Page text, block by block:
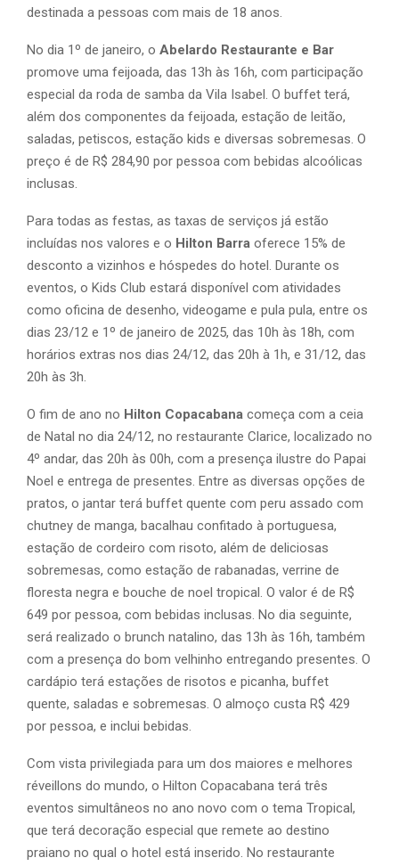
destinada a pessoas com mais de 18 anos.
No dia 1º de janeiro, o Abelardo Restaurante e Bar
promove uma feijoada, das 13h às 16h, com participação
especial da roda de samba da Vila Isabel. O buffet terá,
além dos componentes da feijoada, estação de leitão,
saladas, petiscos, estação kids e diversas sobremesas. O
preço é de R$ 284,90 por pessoa com bebidas alcoólicas
inclusas.
Para todas as festas, as taxas de serviços já estão
incluídas nos valores e o Hilton Barra oferece 15% de
desconto a vizinhos e hóspedes do hotel. Durante os
eventos, o Kids Club estará disponível com atividades
como oficina de desenho, videogame e pula pula, entre os
dias 23/12 e 1º de janeiro de 2025, das 10h às 18h, com
horários extras nos dias 24/12, das 20h à 1h, e 31/12, das
20h às 3h.
O fim de ano no Hilton Copacabana começa com a ceia
de Natal no dia 24/12, no restaurante Clarice, localizado no
4º andar, das 20h às 00h, com a presença ilustre do Papai
Noel e entrega de presentes. Entre as diversas opções de
pratos, o jantar terá buffet quente com peru assado com
chutney de manga, bacalhau confitado à portuguesa,
estação de cordeiro com risoto, além de deliciosas
sobremesas, como estação de rabanadas, verrine de
floresta negra e bouche de noel tropical. O valor é de R$
649 por pessoa, com bebidas inclusas. No dia seguinte,
será realizado o brunch natalino, das 13h às 16h, também
com a presença do bom velhinho entregando presentes. O
cardápio terá estações de risotos e picanha, buffet
quente, saladas e sobremesas. O almoço custa R$ 429
por pessoa, e inclui bebidas.
Com vista privilegiada para um dos maiores e melhores
réveillons do mundo, o Hilton Copacabana terá três
eventos simultâneos no ano novo com o tema Tropical,
que terá decoração especial que remete ao destino
praiano no qual o hotel está inserido. No restaurante